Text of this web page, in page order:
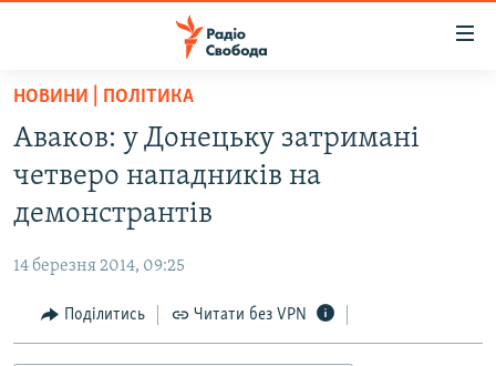
Перейти
основного
матеріалу
до
основної
навігації
Перейти
до
ВСЕ ЗА ДОБУ
ЕКОНОМІКА
СУСПІЛЬСТВО
РОСІЙСЬКА «ФІЛЬТРАЦІЯ»
ДОНБАС.РЕАЛІЇ
НОВИНИ | ПОЛІТИКА
Аваков: у Донецьку затримані
четверо нападників на
демонстрантів
14 березня 2014, 09:25
Поділитись Читати без VPN